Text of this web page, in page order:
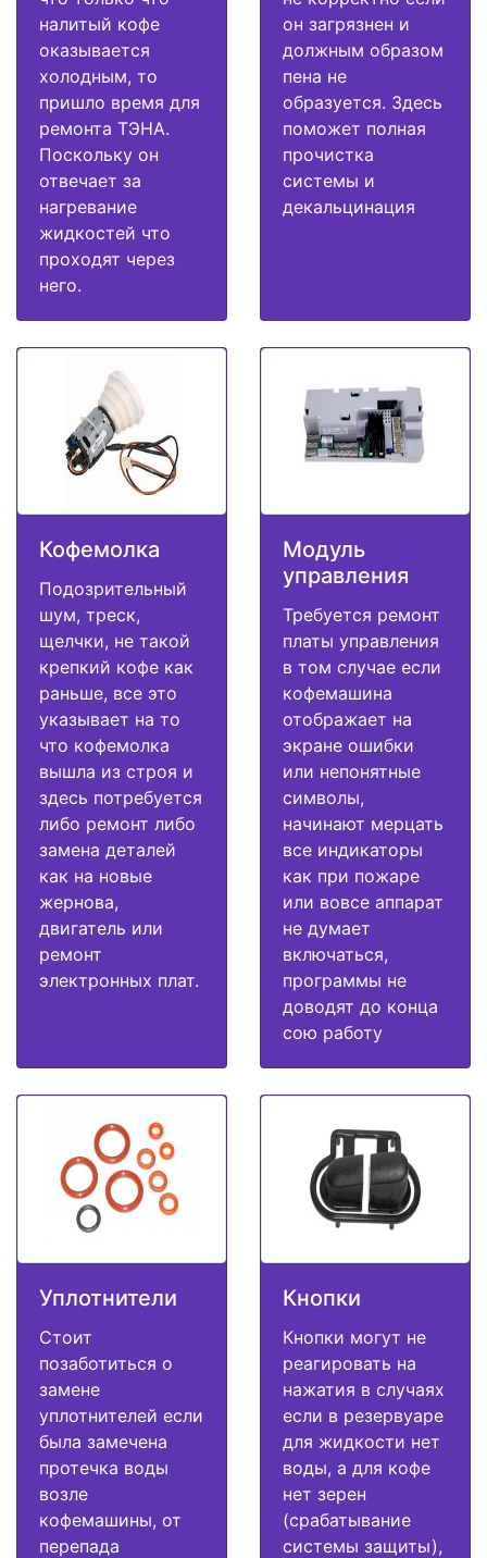
налитый кофе
оказывается
холодным, то
пришло время для
ремонта ТЭНА.
Поскольку он
отвечает за
нагревание
жидкостей что
проходят через
него.
он загрязнен и
должным образом
пена не
образуется. Здесь
поможет полная
прочистка
системы и
декальцинация
Кофемолка
Подозрительный
шум, треск,
щелчки, не такой
крепкий кофе как
раньше, все это
указывает на то
что кофемолка
вышла из строя и
здесь потребуется
либо ремонт либо
замена деталей
как на новые
жернова,
двигатель или
ремонт
электронных плат.
Модуль
управления
Требуется ремонт
платы управления
в том случае если
кофемашина
отображает на
экране ошибки
или непонятные
символы,
начинают мерцать
все индикаторы
как при пожаре
или вовсе аппарат
не думает
включаться,
программы не
доводят до конца
сою работу
Уплотнители
Стоит
позаботиться о
замене
уплотнителей если
была замечена
протечка воды
возле
кофемашины, от
перепада
Кнопки
Кнопки могут не
реагировать на
нажатия в случаях
если в резервуаре
для жидкости нет
воды, а для кофе
нет зерен
(срабатывание
системы защиты),